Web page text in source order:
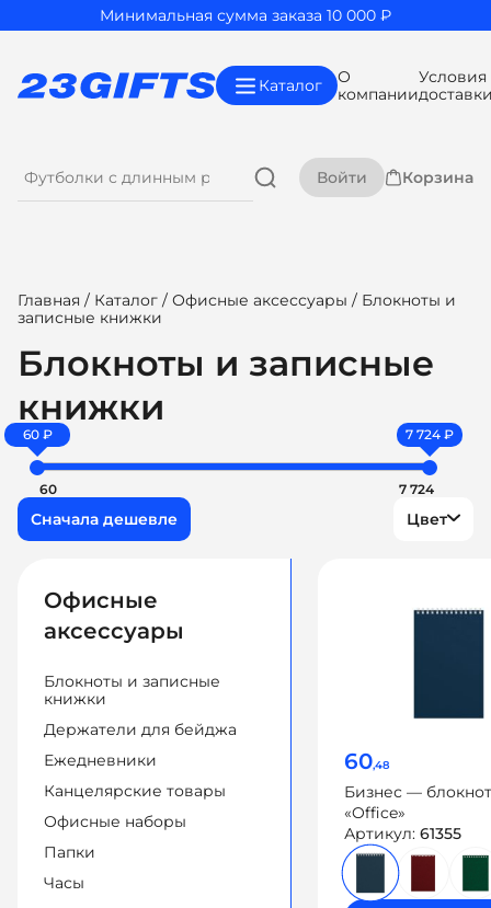
Минимальная сумма заказа 10 000 ₽
Каталог
О
компании
Условия
Войти Корзина
Главная / Каталог / Офисные аксессуары / Блокноты и
записные книжки
Блокноты и записные
книжки
60 ₽ 7 724 ₽
60 7 724
Цвет
Офисные
аксессуары
Блокноты и записные
книжки
Держатели для бейджа
Ежедневники
Канцелярские товары
Офисные наборы
Папки
Часы
60,48
Бизнес —
«Office»
Артикул: 61355